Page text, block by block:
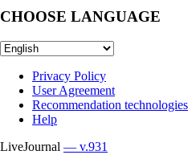
CHOOSE LANGUAGE
Privacy Policy
User Agreement
Recommendation technologies
Help
LiveJournal — v.931